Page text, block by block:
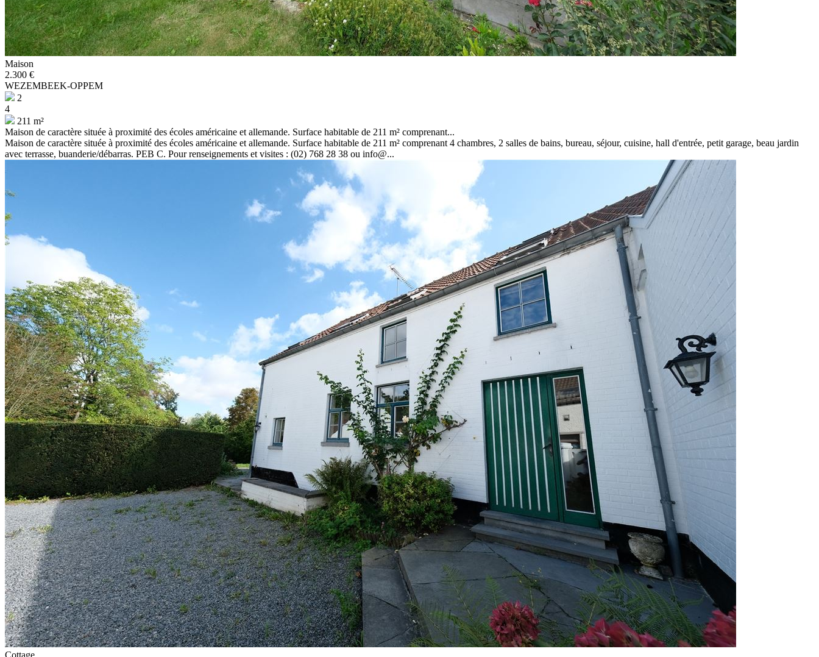
Maison
2.300 €
WEZEMBEEK-OPPEM
2
4
211 m²
Maison de caractère située à proximité des écoles américaine et allemande. Surface habitable de 211 m² comprenant...
Maison de caractère située à proximité des écoles américaine et allemande. Surface habitable de 211 m² comprenant 4 chambres, 2 salles de bains, bureau, séjour, cuisine, hall d'entrée, petit garage, beau jardin
avec terrasse, buanderie/débarras. PEB C. Pour renseignements et visites : (02) 768 28 38 ou info@...
Cottage